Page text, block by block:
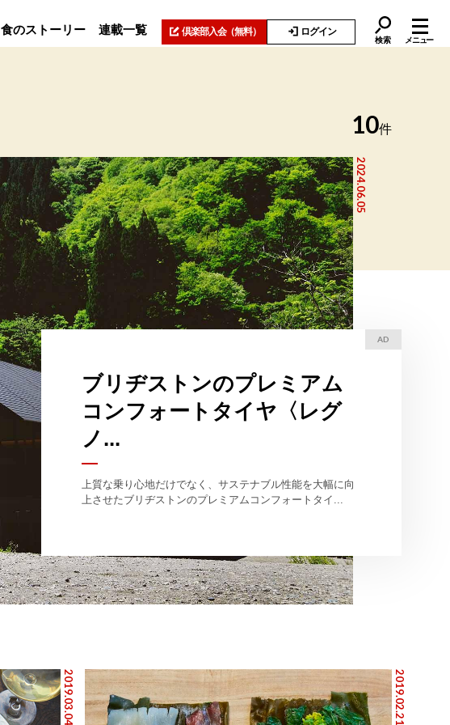
食のストーリー 連載一覧 倶楽部入会（無料） ログイン
検索 メニュー
10件
2024.06.05
ブリヂストンのプレミアム
コンフォートタイヤ〈レグ
ノ...
上質な乗り心地だけでなく、サステナブル性能を大幅に向
上させたブリヂストンのプレミアムコンフォートタイ...
AD
2019.03.04 2019.02.21